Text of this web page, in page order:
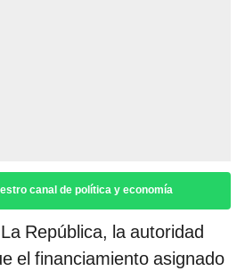
canal de política y economía
República, la autoridad
el financiamiento asignado